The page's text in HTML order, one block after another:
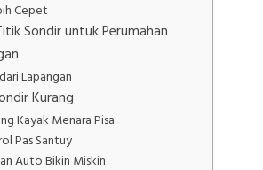
Cepet
Sondir untuk Perumahan
Lapangan
Kurang
Kayak Menara Pisa
Pas Santuy
Auto Bikin Miskin